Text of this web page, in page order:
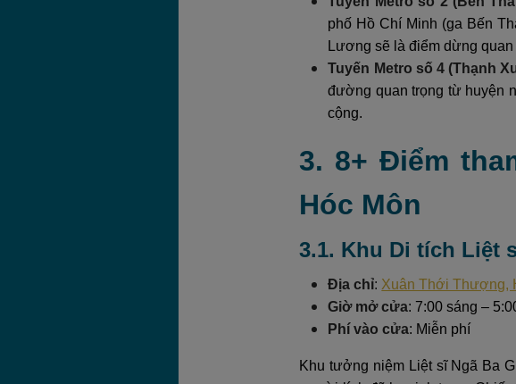
phố Hồ Chí Minh (ga Bến
Lương sẽ là điểm dừng
Tuyến Metro số 4 (Thạnh
đường quan trọng từ huyện
cộng.
3. 8+ Điểm
Hóc Môn
3.1. Khu Di tích Liệt
Địa chỉ: Xuân Thới Thượng,
Giờ mở cửa: 7:00 sáng –
Phí vào cửa: Miễn phí
Khu tưởng niệm Liệt sĩ Ngã Ba